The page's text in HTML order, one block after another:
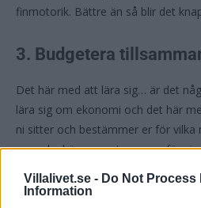
Villalivet.se - Do Not Process
Information
finmotorik. Bättre än så blir det
3. Budgetera
Det här med att lära sig… är det
lära sig om ekonomi och det här
ni sitter och bestämmer er för
som ska köpas, prata om varför
andra. Ge dem en låtsasbudget
budget.